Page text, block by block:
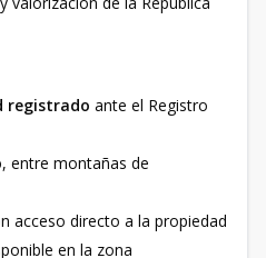
registrado ante el Registro
, entre montañas de
acceso directo a la propiedad
en la zona